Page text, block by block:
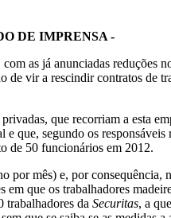
DE IMPRENSA -
com as já anunciadas reduções
vir a rescindir contratos de
que recorriam a esta
que, segundo os responsáveis
de 50 funcionários em 2012.
por mês) e, por consequência,
que os trabalhadores
trabalhadores da Securitas, a